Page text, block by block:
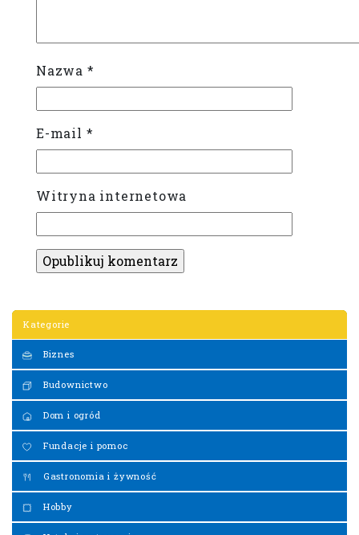
Kategorie
Biznes
Budownictwo
Dom i ogród
Fundacje i pomoc
Gastronomia i żywność
Hobby
Nazwa *
E-mail *
Witryna internetowa